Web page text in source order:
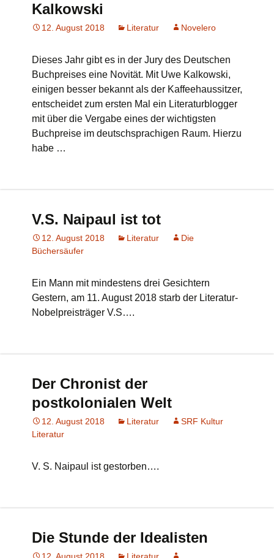
Kalkowski
12. August 2018 Literatur Novelero
Dieses Jahr gibt es in der Jury des Deutschen
Buchpreises eine Novität. Mit Uwe Kalkowski,
einigen besser bekannt als der Kaffeehaussitzer,
entscheidet zum ersten Mal ein Literaturblogger
mit über die Vergabe eines der wichtigsten
Buchpreise im deutschsprachigen Raum. Hierzu
habe …
V.S. Naipaul ist tot
12. August 2018 Literatur
Die
Büchersäufer
Ein Mann mit mindestens drei Gesichtern
Gestern, am 11. August 2018 starb der Literatur-
Nobelpreisträger V.S….
Der Chronist der
postkolonialen Welt
12. August 2018 Literatur
SRF Kultur
Literatur
V. S. Naipaul ist gestorben….
Die Stunde der Idealisten